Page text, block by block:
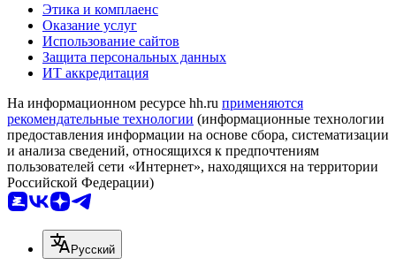
Этика и комплаенс
Оказание услуг
Использование сайтов
Защита персональных данных
ИТ аккредитация
На информационном ресурсе hh.ru применяются
рекомендательные технологии (информационные технологии
предоставления информации на основе сбора, систематизации
и анализа сведений, относящихся к предпочтениям
пользователей сети «Интернет», находящихся на территории
Российской Федерации)
Русский